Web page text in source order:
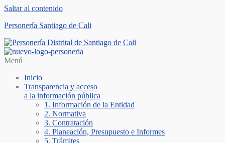
Saltar al contenido
Personería Santiago de Cali
Menú
Inicio
Transparencia y acceso
a la información pública
1. Información de la Entidad
2. Normativa
3. Contratación
4. Planeación, Presupuesto e Informes
5. Trámites